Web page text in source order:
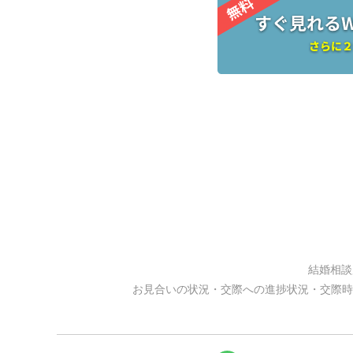
結婚相
お見合いの状況・交際への進捗状況・交際